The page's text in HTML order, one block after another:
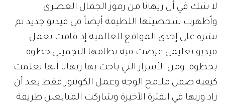
لا شك في أن ريهانا من رموز الجمال العصري
وأظهرت شخصيتها اللطيفة أيضاً في فيديو جديد تم
نشره على إحدى المواقع العالمية إذ قامت بعمل
فيديو تعليمي عرضت فيه نظامها التجميلي خطوة
بخطوة. ومن الأسرار التي باحت بها ريهانا أنها تعلمت
كيفية صقل ملامح الوجه وعمل الكونتور فقط بعد أن
زاد وزنها في الفترة الأخيرة وشاركت المتابعين طريقة